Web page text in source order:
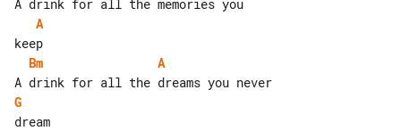
A
Bm
A
G